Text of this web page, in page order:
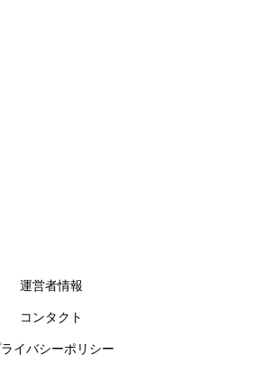
運営者情報
コンタクト
イバシーポリシー